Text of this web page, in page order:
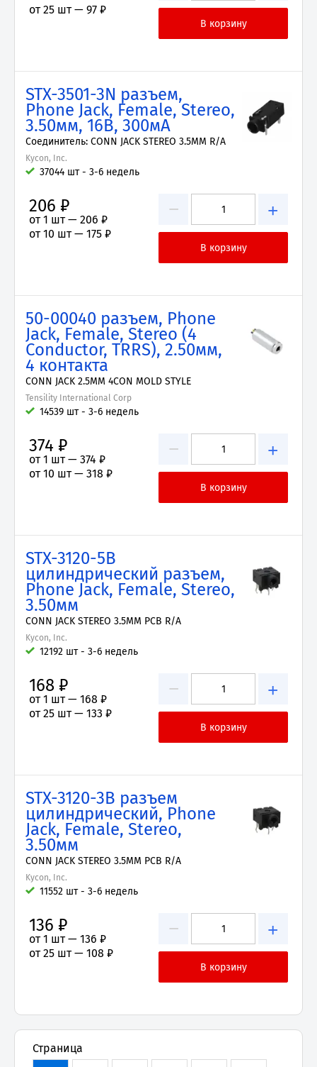
от 25 шт — 97 ₽
STX-3501-3N разъем,
Phone Jack, Female, Stereo,
3.50мм, 16В, 300мА
Соединитель: CONN JACK STEREO 3.5MM R/A
Kycon, Inc.
37044 шт - 3-6 недель
− +
206 ₽
от 1 шт — 206 ₽
от 10 шт — 175 ₽
50-00040 разъем, Phone
Jack, Female, Stereo (4
Conductor, TRRS), 2.50мм,
4 контакта
CONN JACK 2.5MM 4CON MOLD STYLE
Tensility International Corp
14539 шт - 3-6 недель
− +
374 ₽
от 1 шт — 374 ₽
от 10 шт — 318 ₽
STX-3120-5B
цилиндрический разъем,
Phone Jack, Female, Stereo,
3.50мм
CONN JACK STEREO 3.5MM PCB R/A
Kycon, Inc.
12192 шт - 3-6 недель
− +
168 ₽
от 1 шт — 168 ₽
от 25 шт — 133 ₽
STX-3120-3B разъем
цилиндрический, Phone
Jack, Female, Stereo,
3.50мм
CONN JACK STEREO 3.5MM PCB R/A
Kycon, Inc.
11552 шт - 3-6 недель
− +
136 ₽
от 1 шт — 136 ₽
от 25 шт — 108 ₽
Страница